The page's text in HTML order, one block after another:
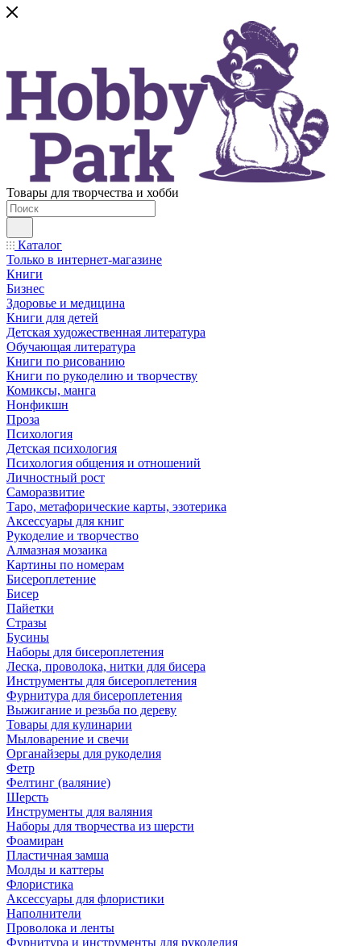
Товары для творчества и хобби
Каталог
Только в интернет-магазине
Книги
Бизнес
Здоровье и медицина
Книги для детей
Детская художественная литература
Обучающая литература
Книги по рисованию
Книги по рукоделию и творчеству
Комиксы, манга
Нонфикшн
Проза
Психология
Детская психология
Психология общения и отношений
Личностный рост
Саморазвитие
Таро, метафорические карты, эзотерика
Аксессуары для книг
Рукоделие и творчество
Алмазная мозаика
Картины по номерам
Бисероплетение
Бисер
Пайетки
Стразы
Бусины
Наборы для бисероплетения
Леска, проволока, нитки для бисера
Инструменты для бисероплетения
Фурнитура для бисероплетения
Выжигание и резьба по дереву
Товары для кулинарии
Мыловарение и свечи
Органайзеры для рукоделия
Фетр
Фелтинг (валяние)
Шерсть
Инструменты для валяния
Наборы для творчества из шерсти
Фоамиран
Пластичная замша
Молды и каттеры
Флористика
Аксессуары для флористики
Наполнители
Проволока и ленты
Фурнитура и инструменты для рукоделия